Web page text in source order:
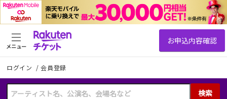
ログイン /会員登録
検索
メニュー